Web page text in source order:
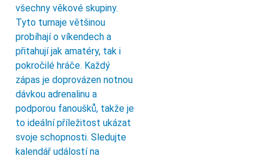
všechny věkové skupiny.
Tyto turnaje většinou
probíhají o víkendech a
přitahují jak amatéry, tak i
pokročilé hráče. Každý
zápas je doprovázen notnou
dávkou adrenalinu a
podporou fanoušků, takže je
to ideální příležitost ukázat
svoje schopnosti. Sledujte
kalendář událostí na